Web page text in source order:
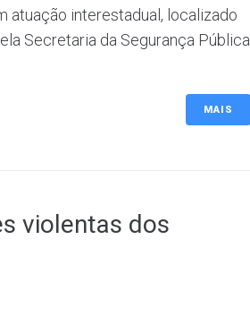
atuação interestadual, localizado
Secretaria da Segurança Pública
MAIS
violentas dos